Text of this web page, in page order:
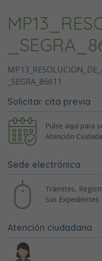
_SEGRA_86611
Solicitar cita previa
Pulse aquí para
Atención
Sede electrónica
Trámites,
Sus Expedientes
Atención ciudadana